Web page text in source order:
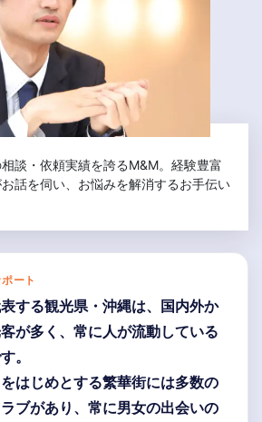
談・依頼実績を誇るM&M。経験豊富
話を伺い、お悩みを解消するお手伝い
ート
する観光県・沖縄は、国内外か
が多く、常に人が流動している
。
はじめとする繁華街には多数の
ブがあり、常に男女の出会いの